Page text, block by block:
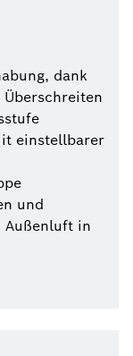
dank
einstellbarer
und
Außenluft in